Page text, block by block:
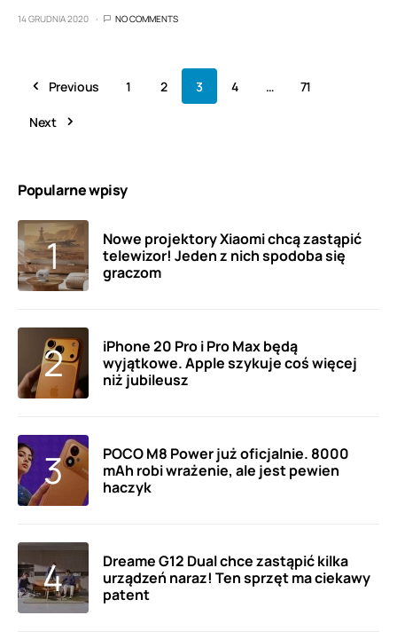
14 GRUDNIA 2020 NO COMMENTS
Previous 1 2 3 4 … 71
Next
Popularne wpisy
Nowe projektory Xiaomi chcą zastąpić
telewizor! Jeden z nich spodoba się
graczom
iPhone 20 Pro i Pro Max będą
wyjątkowe. Apple szykuje coś więcej
niż jubileusz
POCO M8 Power już oficjalnie. 8000
mAh robi wrażenie, ale jest pewien
haczyk
Dreame G12 Dual chce zastąpić kilka
urządzeń naraz! Ten sprzęt ma ciekawy
patent